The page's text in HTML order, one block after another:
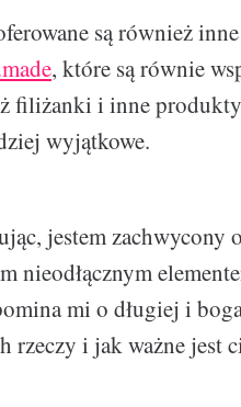
są również
, które są równie
filiżanki i inne
wyjątkowe.
jestem
nieodłącznym
mi o długiej i
rzeczy i jak ważne jest